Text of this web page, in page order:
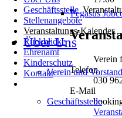
Pegasus
Über Uns
Verein und Vorstand
Geschäftsstelle
Geschäftsstelle
Stellenangebote
Veranstaltungs-Kalender
Rückblicke
Ehrenamt
Kinderschutz
Kontakt
Verein
Telefon
030
E-Mail